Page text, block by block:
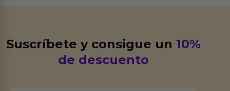
Suscríbete y consigue un10%
de descuento